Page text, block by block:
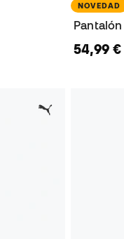
NOVEDAD
54,99 €